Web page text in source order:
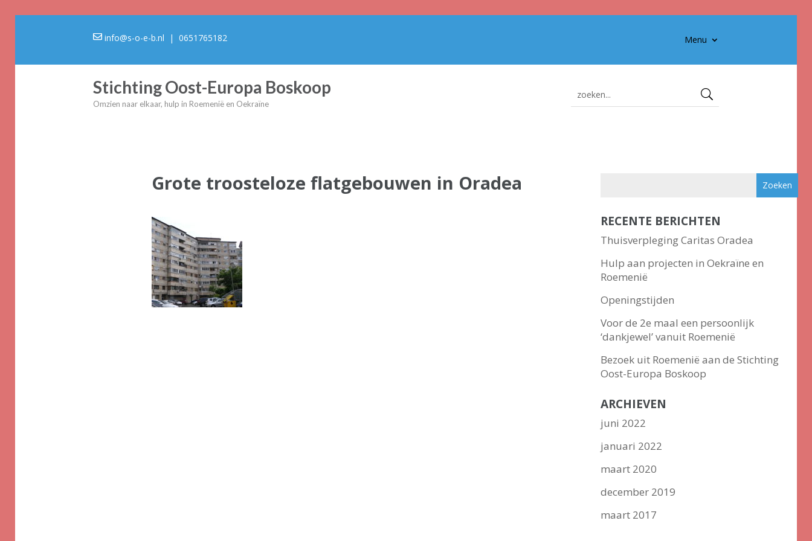
info@s-o-e-b.nl | 0651765182 Menu
Stichting Oost-Europa Boskoop
Omzien naar elkaar, hulp in Roemenië en Oekraïne
Grote troosteloze flatgebouwen in Oradea
RECENTE BERICHTEN
Thuisverpleging Caritas Oradea
Hulp aan projecten in Oekraïne en
Roemenië
Openingstijden
Voor de 2e maal een persoonlijk
‘dankjewel’ vanuit Roemenië
Bezoek uit Roemenië aan de Stichting
Oost-Europa Boskoop
ARCHIEVEN
juni 2022
januari 2022
maart 2020
december 2019
maart 2017